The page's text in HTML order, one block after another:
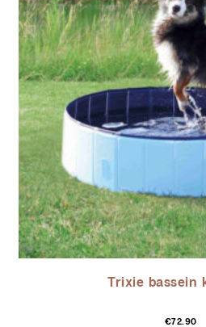
Trixie bassein
€72.90